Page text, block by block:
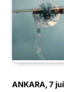
ANKARA, 7